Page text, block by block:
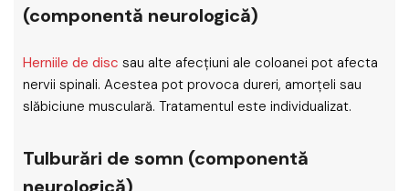
(componentă neurologică)
Herniile de disc sau alte afecțiuni ale coloanei pot afecta
nervii spinali. Acestea pot provoca dureri, amorțeli sau
slăbiciune musculară. Tratamentul este individualizat.
Tulburări de somn (componentă